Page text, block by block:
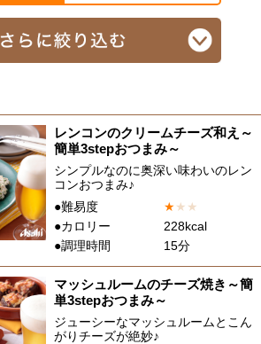
レンコンのクリームチーズ和え～
簡単3stepおつまみ～
シンプルなのに奥深い味わいのレン
コンおつまみ♪
●難易度
★★ ★
●カロリー
228kcal
●調理時間
15分
マッシュルームのチーズ焼き～簡
単3stepおつまみ～
ジューシーなマッシュルームとこん
がりチーズが絶妙♪